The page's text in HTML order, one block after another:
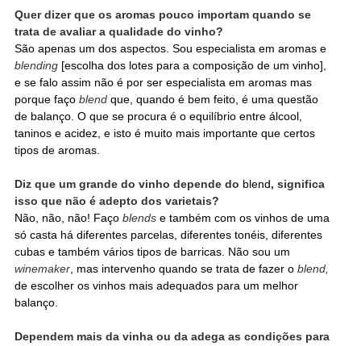
Quer dizer que os aromas pouco importam quando se
trata de avaliar a qualidade do vinho?
São apenas um dos aspectos. Sou especialista em aromas e
blending[escolha dos lotes para a composição de um vinho],
e se falo assim não é por ser especialista em aromas mas
porque faço blend que, quando é bem feito, é uma questão
de balanço. O que se procura é o equilíbrio entre álcool,
taninos e acidez, e isto é muito mais importante que certos
tipos de aromas.
Diz que um grande do vinho depende do blend, significa
isso que não é adepto dos varietais?
Não, não, não! Faço blendse também com os vinhos de uma
só casta há diferentes parcelas, diferentes tonéis, diferentes
cubas e também vários tipos de barricas. Não sou um
winemaker, mas intervenho quando se trata de fazer o blend,
de escolher os vinhos mais adequados para um melhor
balanço.
Dependem mais da vinha ou da adega as condições para